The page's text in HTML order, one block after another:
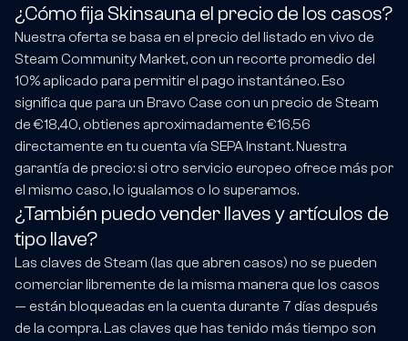
¿Cómo fija Skinsauna el precio de los casos?
Nuestra oferta se basa en el precio del listado en vivo de
Steam Community Market, con un recorte promedio del
10% aplicado para permitir el pago instantáneo. Eso
significa que para un Bravo Case con un precio de Steam
de €18,40, obtienes aproximadamente €16,56
directamente en tu cuenta vía SEPA Instant. Nuestra
garantía de precio: si otro servicio europeo ofrece más por
el mismo caso, lo igualamos o lo superamos.
¿También puedo vender llaves y artículos de
tipo llave?
Las claves de Steam (las que abren casos) no se pueden
comerciar libremente de la misma manera que los casos
— están bloqueadas en la cuenta durante 7 días después
de la compra. Las claves que has tenido más tiempo son